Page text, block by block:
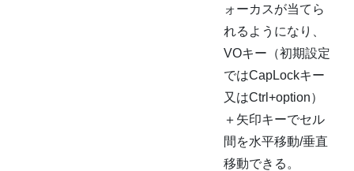
ォーカスが当てら
れるようになり、
VOキー（初期設定
ではCapLockキー
又はCtrl+option）
＋矢印キーでセル
間を水平移動/垂直
移動できる。